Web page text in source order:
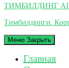
ТИМБИЛДИНГ
Тимбилдинги.
Меню Закрыть
Главная